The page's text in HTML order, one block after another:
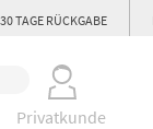
30 TAGE RÜCKGABE
Privatkunde